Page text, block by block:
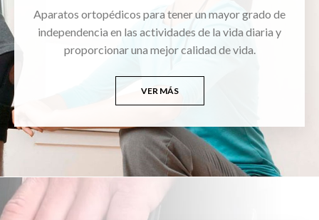
Aparatos ortopédicos para tener un mayor grado de
independencia en las actividades de la vida diaria y
proporcionar una mejor calidad de vida.
VER MÁS